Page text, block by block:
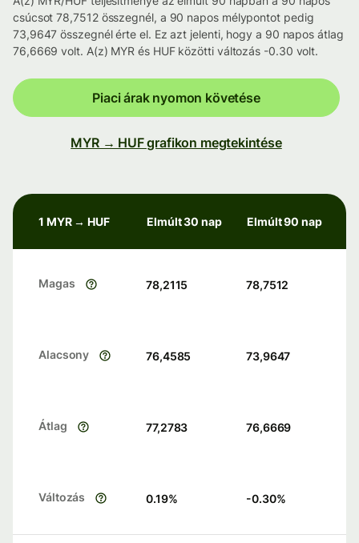
csúcsot 78,7512 összegnél, a 90 napos mélypontot pedig
73,9647 összegnél érte el. Ez azt jelenti, hogy a 90 napos átlag
76,6669 volt. A(z) MYR és HUF közötti változás -0.30 volt.
Piaci árak nyomon követése
MYR → HUF grafikon megtekintése
1 MYR → HUF Elmúlt 30 nap Elmúlt 90 nap
Magas 78,2115 78,7512
Alacsony 76,4585 73,9647
Átlag 77,2783 76,6669
Változás 0.19% -0.30%